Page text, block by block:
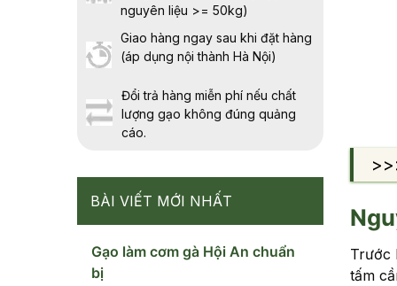
nguyên liệu >= 50kg)
Giao hàng ngay sau khi đặt hàng
(áp dụng nội thành Hà Nội)
Đổi trả hàng miễn phí nếu chất
lượng gạo không đúng quảng
cáo.
BÀI VIẾT MỚI NHẤT
Gạo làm cơm gà Hội An chuẩn
bị
Trước
tấm